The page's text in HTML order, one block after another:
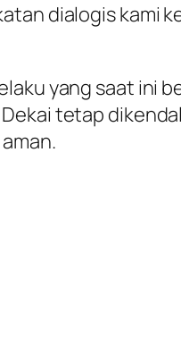
dialogis kami
yang saat ini
tetap